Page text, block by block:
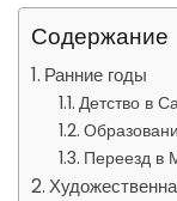
Содержание
Ранние годы
Детство в
Переезд в